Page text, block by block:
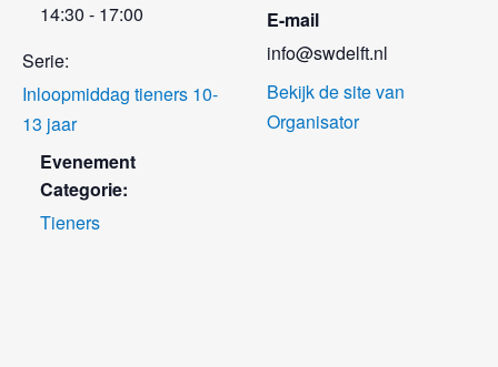
14:30 - 17:00
Serie:
Inloopmiddag tieners 10-
13 jaar
Evenement
Categorie:
Tieners
E-mail
info@swdelft.nl
Bekijk de site van
Organisator